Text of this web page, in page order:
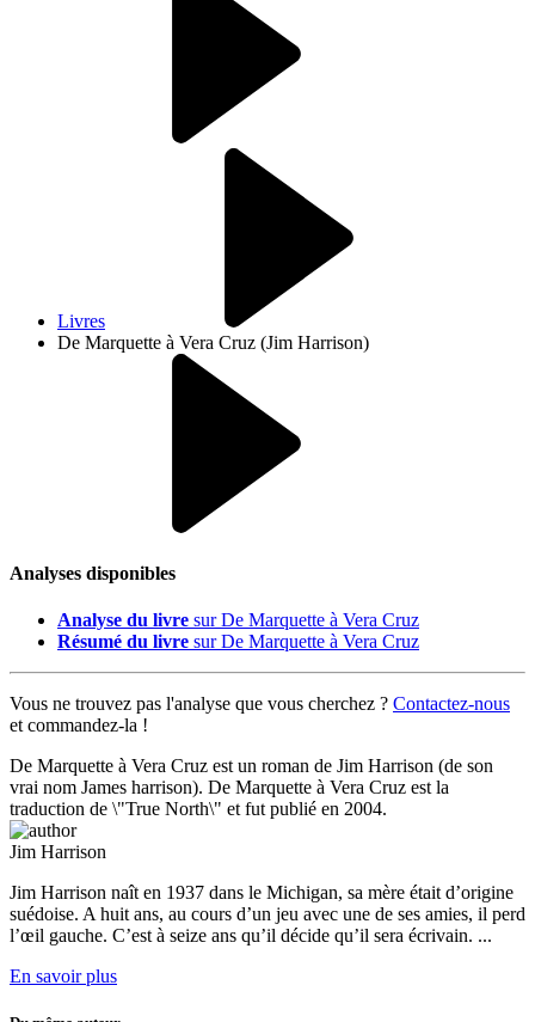
Livres
De Marquette à Vera Cruz (Jim Harrison)
Analyses disponibles
Analyse du livre sur De Marquette à Vera Cruz
Résumé du livre sur De Marquette à Vera Cruz
Vous ne trouvez pas l'analyse que vous cherchez ? Contactez-nous
et commandez-la !
De Marquette à Vera Cruz est un roman de Jim Harrison (de son
vrai nom James harrison). De Marquette à Vera Cruz est la
traduction de \"True North\" et fut publié en 2004.
Jim Harrison
Jim Harrison naît en 1937 dans le Michigan, sa mère était d’origine
suédoise. A huit ans, au cours d’un jeu avec une de ses amies, il perd
l’œil gauche. C’est à seize ans qu’il décide qu’il sera écrivain. ...
En savoir plus